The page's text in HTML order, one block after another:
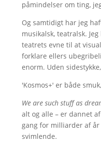
påmindelser om ting,
Og samtidigt har jeg
musikalsk, teatralsk.
teatrets evne til at
forklare ellers
enorm. Uden
'Kosmos+' er både
We are such stuff as
alt og alle – er dannet
gang for milliarder af år
svimlende.